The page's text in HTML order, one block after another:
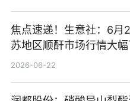
焦点速递！生意社：6月
苏地区顺酐市场行情大
2026-06-22